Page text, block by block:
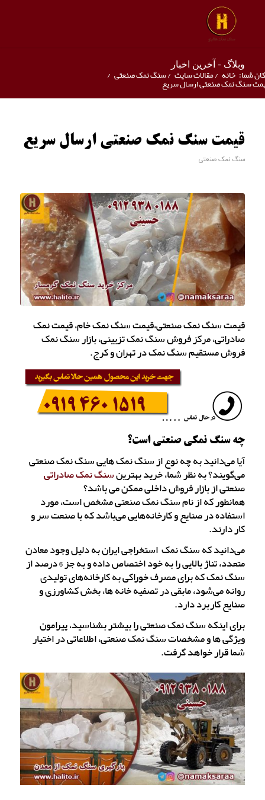
وبلاگ - آخرین اخبار
شما: خانه /مقالات سایت /سنگ نمک صنعتی /
سنگ نمک صنعتی ارسال سریع
قیمت سنگ نمک صنعتی ارسال سریع
سنگ نمک صنعتی
قیمت سنگ نمک صنعتی،قیمت سنگ نمک خام، قیمت نمک
صادراتی، مرکز فروش سنگ نمک تزیینی، بازار سنگ نمک
فروش مستقیم سنگ نمک در تهران و کرج.
چه سنگ نمکی صنعتی است؟
آیا می‌دانید به چه نوع از سنگ نمک هایی سنگ نمک صنعتی
می‌گویند؟ به نظر شما، خرید بهترینسنگ نمک صادراتی
صنعتی از بازار فروش داخلی ممکن می باشد؟
همانطور که از نام سنگ نمک صنعتی مشخص است، مورد
استفاده در صنایع و کارخانه‌هایی می‌باشد که با صنعت سر و
کار دارند.
می‌دانید که سنگ نمک استخراجی ایران به دلیل وجود معادن
متعدد، تناژ بالایی را به خود اختصاص داده و به جز 6 درصد از
سنگ نمک که برای مصرف خوراکی به کارخانه‌های تولیدی
روانه می‌شود، مابقی در تصفیه خانه ها، بخش کشاورزی و
صنایع کاربرد دارد.
برای اینکه سنگ نمک صنعتی را بیشتر بشناسید، پیرامون
ویژگی ها و مشخصات سنگ نمک صنعتی، اطلاعاتی در اختیار
شما قرار خواهد گرفت.